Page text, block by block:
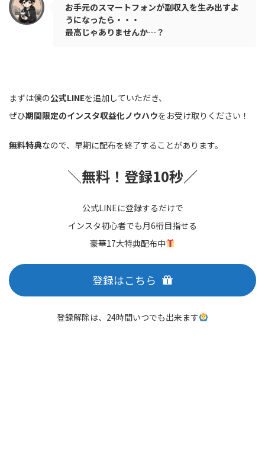
お手元のスマートフォンが副収入を生み出すよ
うになったら・・・
最高じゃありませんか…？
まずは僕の公式LINEを追加していただき、
ぜひ期間限定のインスタ収益化ノウハウをお受け取りください！
無料特典なので、早期に配布を終了することがあります。
＼無料！登録10秒／
公式LINEに登録するだけで
インスタ初心者でも月6桁目指せる
豪華17大特典配布中
登録はこちら
登録解除は、24時間いつでも出来ます